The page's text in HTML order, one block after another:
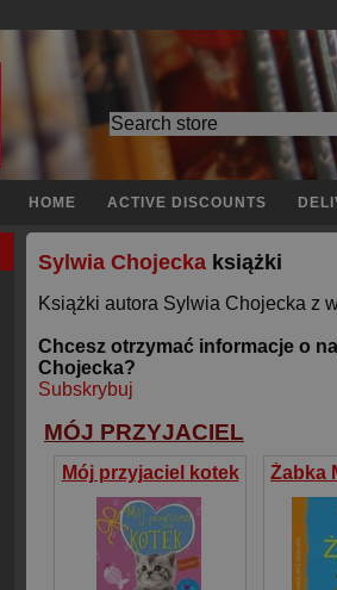
HOME ACTIVE DISCOUNTS
Sylwia Chojecka książki
Książki autora Sylwia Chojecka z
Chcesz otrzymać informacje o
Chojecka?
Subskrybuj
MÓJ PRZYJACIEL
Mój przyjaciel kotek